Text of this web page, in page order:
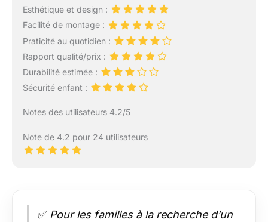
Esthétique et design :
Facilité de montage :
Praticité au quotidien :
Rapport qualité/prix :
Durabilité estimée :
Sécurité enfant :
Notes des utilisateurs 4.2/5
Note de 4.2 pour 24 utilisateurs
✅ Pour les familles à la recherche d’un